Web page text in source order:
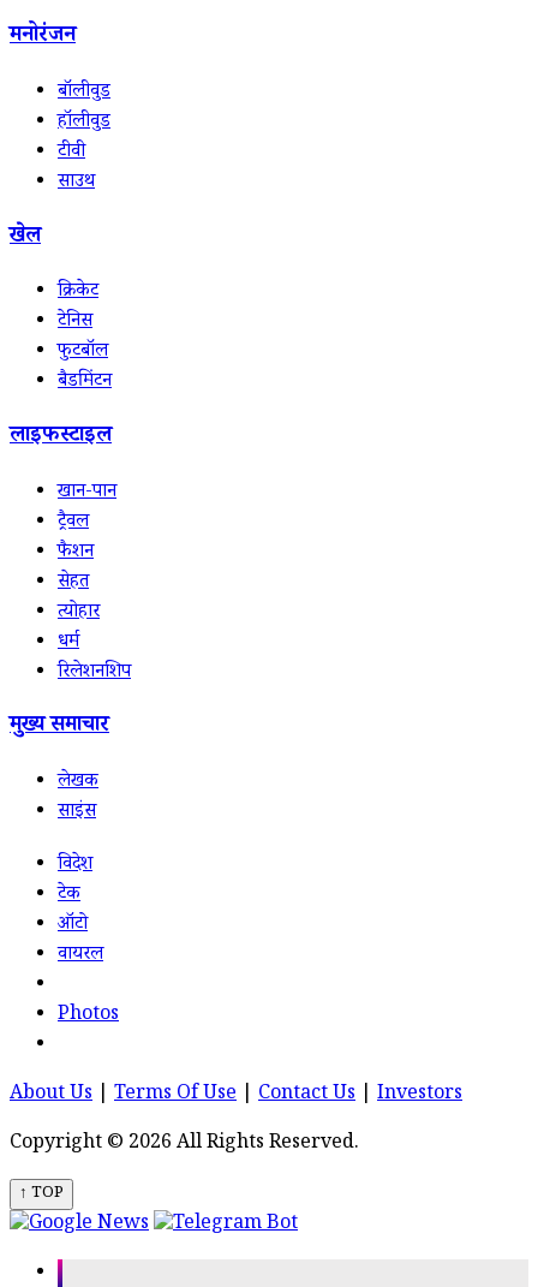
मनोरंजन
बॉलीवुड
हॉलीवुड
टीवी
साउथ
खेल
क्रिकेट
टेनिस
फुटबॉल
बैडमिंटन
लाइफस्टाइल
खान-पान
ट्रैवल
फैशन
सेहत
त्योहार
धर्म
रिलेशनशिप
मुख्य समाचार
लेखक
साइंस
विदेश
टेक
ऑटो
वायरल
Photos
About Us Terms Of Use Contact Us
Investors
Copyright © 2026 All Rights Reserved.
↑ TOP